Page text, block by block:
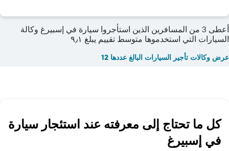
أعطى 3 من المسافرين الذين استأجروا سيارة في إسبيرغ وكالة
السيارات التي استخدموها متوسط تقييم يبلغ ٩٫١
عرض وكالات تأجير السيارات البالغ عددها 12
كل ما تحتاج إلى معرفته عند استئجار سيارة
في إسبيرغ